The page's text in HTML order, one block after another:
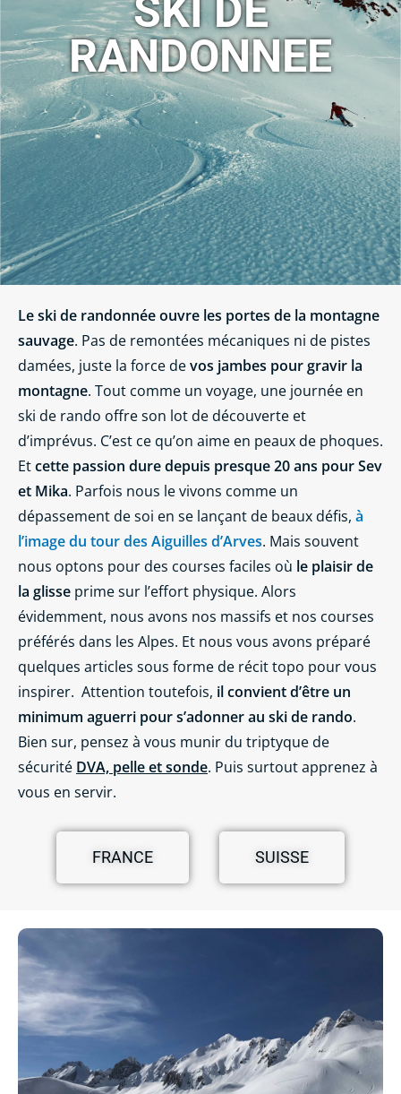
SKI DE
RANDONNEE
Le ski de randonnée ouvre les portes de la montagne
sauvage. Pas de remontées mécaniques ni de pistes
damées, juste la force devos jambes pour gravir la
montagne. Tout comme un voyage, une journée en
ski de rando offre son lot de découverte et
d’imprévus. C’est ce qu’on aime en peaux de phoques.
Etcette passion dure depuis presque 20 ans pour Sev
et Mika. Parfois nous le vivons comme un
dépassement de soi en se lançant de beaux défis, à
l’image du tour des Aiguilles d’Arves. Mais souvent
nous optons pour des courses faciles où le plaisir de
la glisse prime sur l’effort physique. Alors
évidemment, nous avons nos massifs et nos courses
préférés dans les Alpes. Et nous vous avons préparé
quelques articles sous forme de récit topo pour vous
inspirer. Attention toutefois, il convient d’être un
minimum aguerri pour s’adonner au ski de rando.
Bien sur, pensez à vous munir du triptyque de
sécurité DVA, pelle et sonde. Puis surtout apprenez à
vous en servir.
FRANCE SUISSE